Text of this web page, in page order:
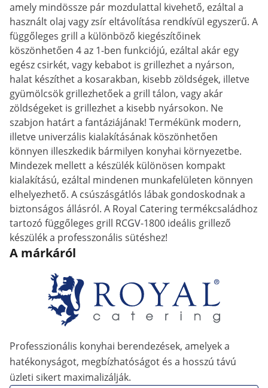
amely mindössze pár mozdulattal kivehető, ezáltal a
használt olaj vagy zsír eltávolítása rendkívül egyszerű. A
függőleges grill a különböző kiegészítőinek
köszönhetően 4 az 1-ben funkciójú, ezáltal akár egy
egész csirkét, vagy kebabot is grillezhet a nyárson,
halat készíthet a kosarakban, kisebb zöldségek, illetve
gyümölcsök grillezhetőek a grill tálon, vagy akár
zöldségeket is grillezhet a kisebb nyársokon. Ne
szabjon határt a fantáziájának! Termékünk modern,
illetve univerzális kialakításának köszönhetően
könnyen illeszkedik bármilyen konyhai környezetbe.
Mindezek mellett a készülék különösen kompakt
kialakítású, ezáltal mindenen munkafelületen könnyen
elhelyezhető. A csúszásgátlós lábak gondoskodnak a
biztonságos állásról. A Royal Catering termékcsaládhoz
tartozó függőleges grill RCGV-1800 ideális grillező
készülék a professzonális sütéshez!
A márkáról
Professzionális konyhai berendezések, amelyek a
hatékonyságot, megbízhatóságot és a hosszú távú
üzleti sikert maximalizálják.